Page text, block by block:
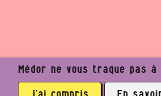
Médor ne vous traque pas